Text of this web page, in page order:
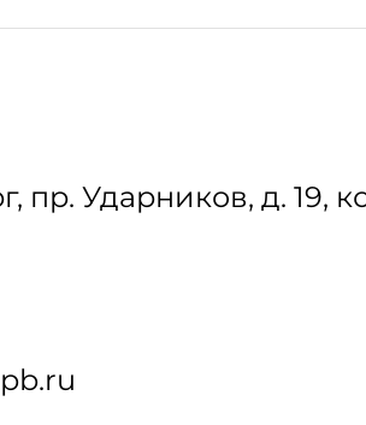
, пр. Ударников, д. 19,